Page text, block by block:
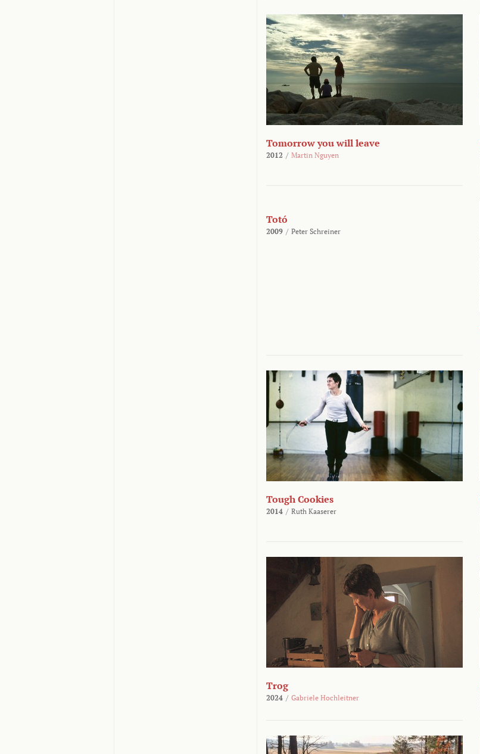
Tomorrow you will leave
2012 / Martin Nguyen
Totó
2009 / Peter Schreiner
Tough Cookies
2014 / Ruth Kaaserer
Trog
2024 / Gabriele Hochleitner